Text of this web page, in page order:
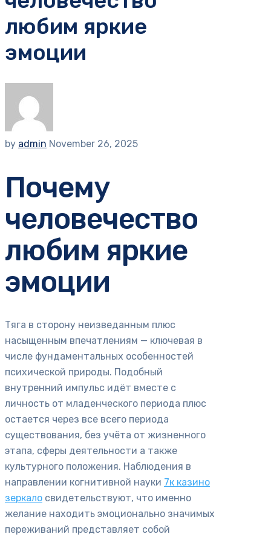
любим яркие
эмоции
by admin November 26, 2025
Почему
человечество
любим яркие
эмоции
Тяга в сторону неизведанным плюс
насыщенным впечатлениям — ключевая в
числе фундаментальных особенностей
психической природы. Подобный
внутренний импульс идёт вместе с
личность от младенческого периода плюс
остается через все всего периода
существования, без учёта от жизненного
этапа, сферы деятельности а также
культурного положения. Наблюдения в
направлении когнитивной науки 7к казино
зеркало свидетельствуют, что именно
желание находить эмоционально значимых
переживаний представляет собой